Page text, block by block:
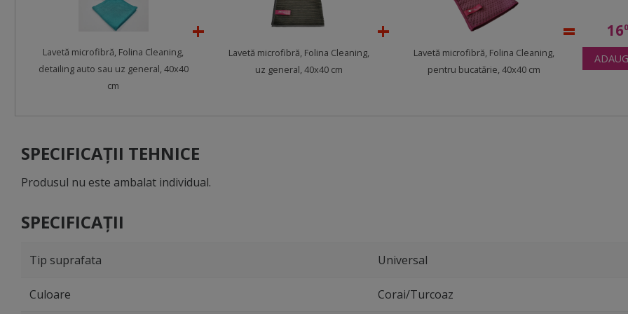
Lavetă microfibră, Folina Cleaning,
detailing auto sau uz general, 40x40
cm
Lavetă microfibră, Folina Cleaning,
uz general, 40x40 cm
Lavetă microfibră, Folina Cleaning,
pentru bucatărie, 40x40 cm
16
SPECIFICAȚII TEHNICE
Produsul nu este ambalat individual.
SPECIFICAȚII
Tip suprafata Universal
Culoare Corai/Turcoaz